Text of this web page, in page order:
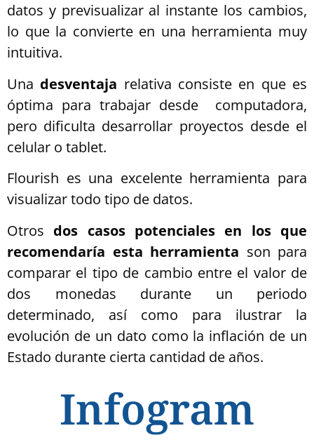
datos y previsualizar al instante los cambios,
lo que la convierte en una herramienta muy
intuitiva.
Una desventaja relativa consiste en que es
óptima para trabajar desde computadora,
pero dificulta desarrollar proyectos desde el
celular o tablet.
Flourish es una excelente herramienta para
visualizar todo tipo de datos.
Otros dos casos potenciales en los que
recomendaría esta herramienta son para
comparar el tipo de cambio entre el valor de
dos monedas durante un periodo
determinado, así como para ilustrar la
evolución de un dato como la inflación de un
Estado durante cierta cantidad de años.
Infogram